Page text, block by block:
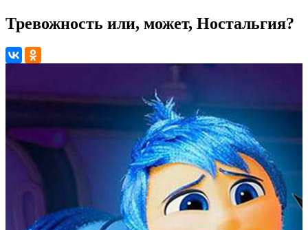
Тревожность или, может, Ностальгия?